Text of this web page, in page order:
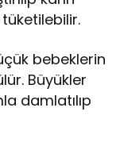
tüketilebilir.
bebeklerin
Büyükler
damlatılıp